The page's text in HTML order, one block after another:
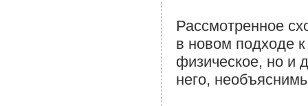
Рассмотренное
в новом подходе
физическое, но и
него,